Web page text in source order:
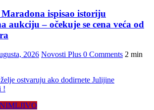
ispisao istoriju
aukciju – očekuje se cena veća od
2026 Novosti Plus 0 Comments 2 min